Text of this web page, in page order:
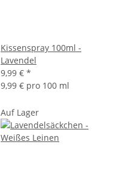
Kissenspray 100ml -
Lavendel
9,99 € *
9,99 € pro 100 ml
Auf Lager